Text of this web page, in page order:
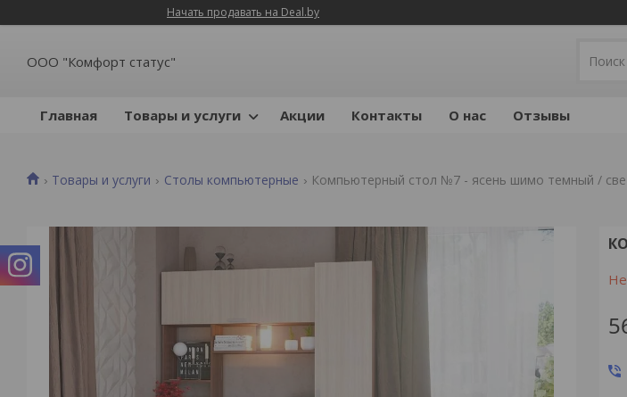
Начать продавать на Deal.by
ООО "Комфорт статус"
Главная Товары и услуги Акции Контакты О нас Отзывы
Товары и услуги Столы компьютерные Компьютерный стол №7 - ясень шимо темный /